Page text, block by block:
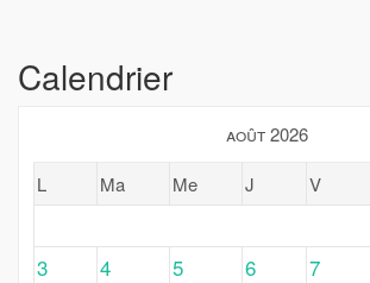
Calendrier
août 2026
L
Ma Me J V
3
4 5 6 7